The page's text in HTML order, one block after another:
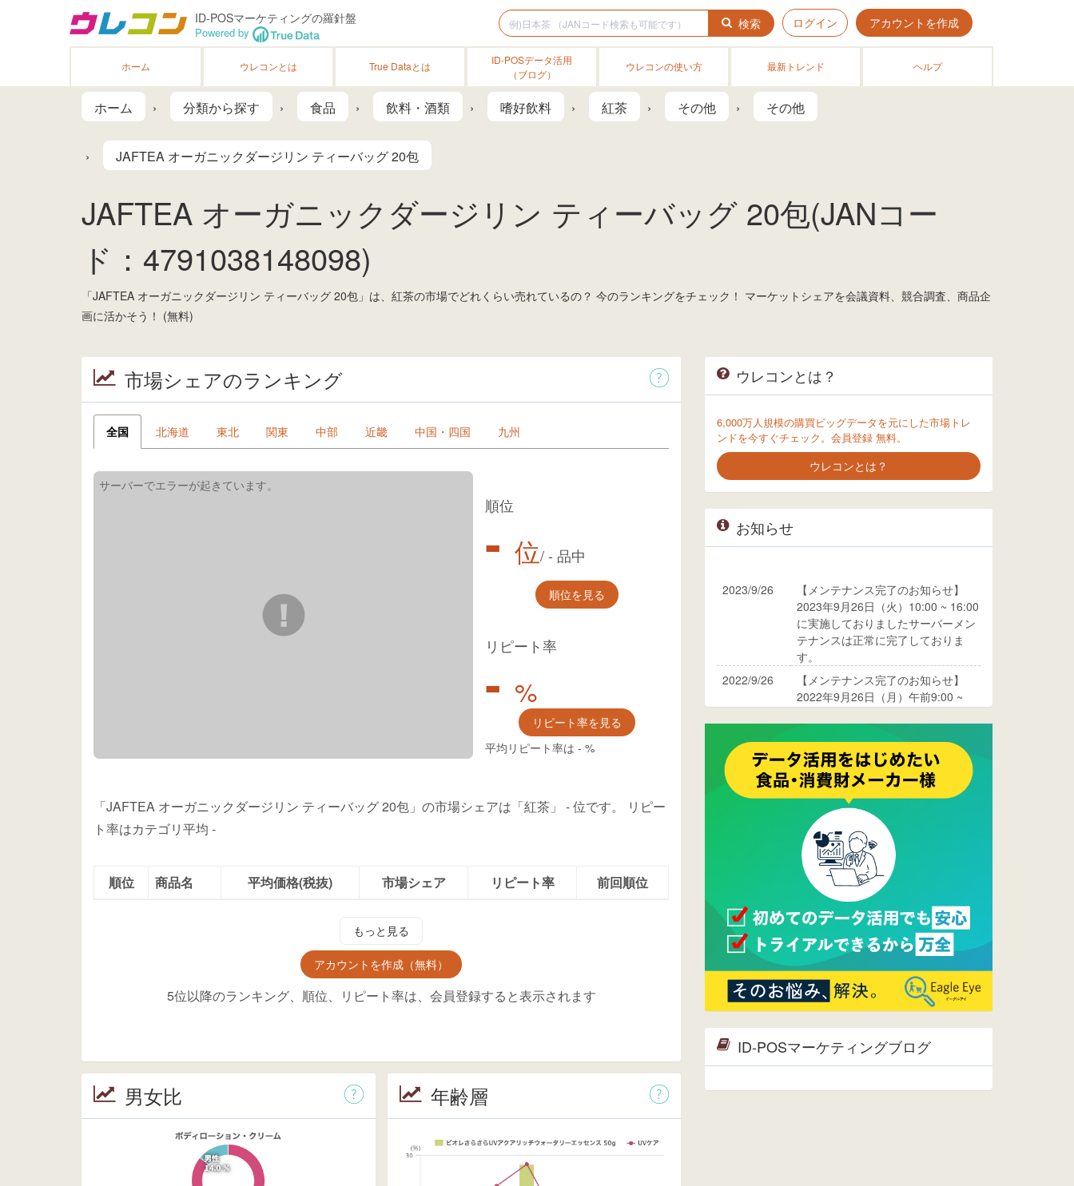
ID-POSマーケティングの羅針盤
Powered by
検索 ログイン アカウントを作成
ホーム ウレコンとは True Dataとは
ID-POSデータ活用
（ブログ）
ウレコンの使い方 最新トレンド ヘルプ
ホーム 分類から探す 食品 飲料・酒類 嗜好飲料 紅茶 その他 その他
JAFTEA オーガニックダージリン ティーバッグ 20包
JAFTEA オーガニックダージリン ティーバッグ 20包(JANコー
ド：4791038148098)
「JAFTEA オーガニックダージリン ティーバッグ 20包」は、紅茶の市場でどれくらい売れているの？ 今のランキングをチェック！ マーケットシェアを会議資料、競合調査、商品企
画に活かそう！ (無料)
市場シェアのランキング
全国 北海道 東北 関東 中部 近畿 中国・四国 九州
順位
- 位/- 品中
順位を見る
リピート率
- %
リピート率を見る
平均リピート率は - %
「JAFTEA オーガニックダージリン ティーバッグ 20包」の市場シェアは「紅茶」 -位です。
リピー
ト率はカテゴリ平均 -
順位 商品名 平均価格(税抜) 市場シェア リピート率 前回順位
もっと見る
アカウントを作成（無料）
5位以降のランキング、順位、リピート率は、会員登録すると表示されます
男女比 年齢層
ウレコンとは？
6,000万人規模の購買ビッグデータを元にした市場トレ
ンドを今すぐチェック。会員登録 無料。
ウレコンとは？
お知らせ
2023/9/26
【メンテナンス完了のお知らせ】
2023年9月26日（火）10:00 ~ 16:00
に実施しておりましたサーバーメン
テナンスは正常に完了しておりま
す。
2022/9/26
【メンテナンス完了のお知らせ】
2022年9月26日（月）午前9:00 ~
ります。
2017/05/17
ウレコンでブログ掲載が始まりまし
た。ぜひご覧ください。
ウレコンのサイト機能を大幅バージ
ョンアップ。詳細はこちら。⇒
ページへ
ウレコンが機能拡充し、サイトリニ
ューアルしました。⇒
Facebook
2015/04/30
Facebookページを開設しました。
詳細はこちら。
2015/04/20
ウレコンサイトリリースしました。
ID-POSマーケティングブログ